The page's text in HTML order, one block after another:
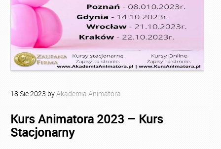
18 Sie2023 byAkademia Animatora
Kurs Animatora 2023 – Kurs
Stacjonarny